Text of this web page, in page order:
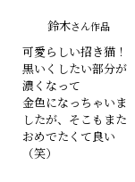
鈴木さん作品
可愛らしい招き猫！
黒いくしたい部分が
濃くなって
金色になっちゃいま
したが、そこもまた
おめでたくて良い
（笑）